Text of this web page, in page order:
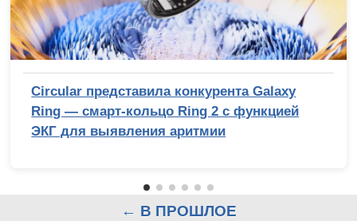
Circular представила конкурента Galaxy
Ring — смарт-кольцо Ring 2 с функцией
ЭКГ для выявления аритмии
← В ПРОШЛОЕ